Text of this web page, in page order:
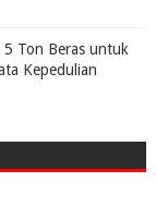
5 Ton Beras untuk
Kepedulian